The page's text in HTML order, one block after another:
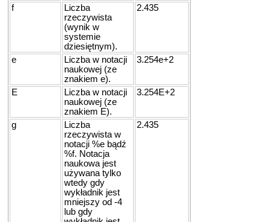
f
Liczba
rzeczywista
(wynik w
systemie
dziesiętnym).
2.435
e
Liczba w notacji
naukowej (ze
znakiem e).
3.254e+2
E
Liczba w notacji
naukowej (ze
znakiem E).
3.254E+2
g
Liczba
rzeczywista w
notacji %e bądź
%f. Notacja
naukowa jest
używana tylko
wtedy gdy
wykładnik jest
mniejszy od -4
lub gdy
2.435